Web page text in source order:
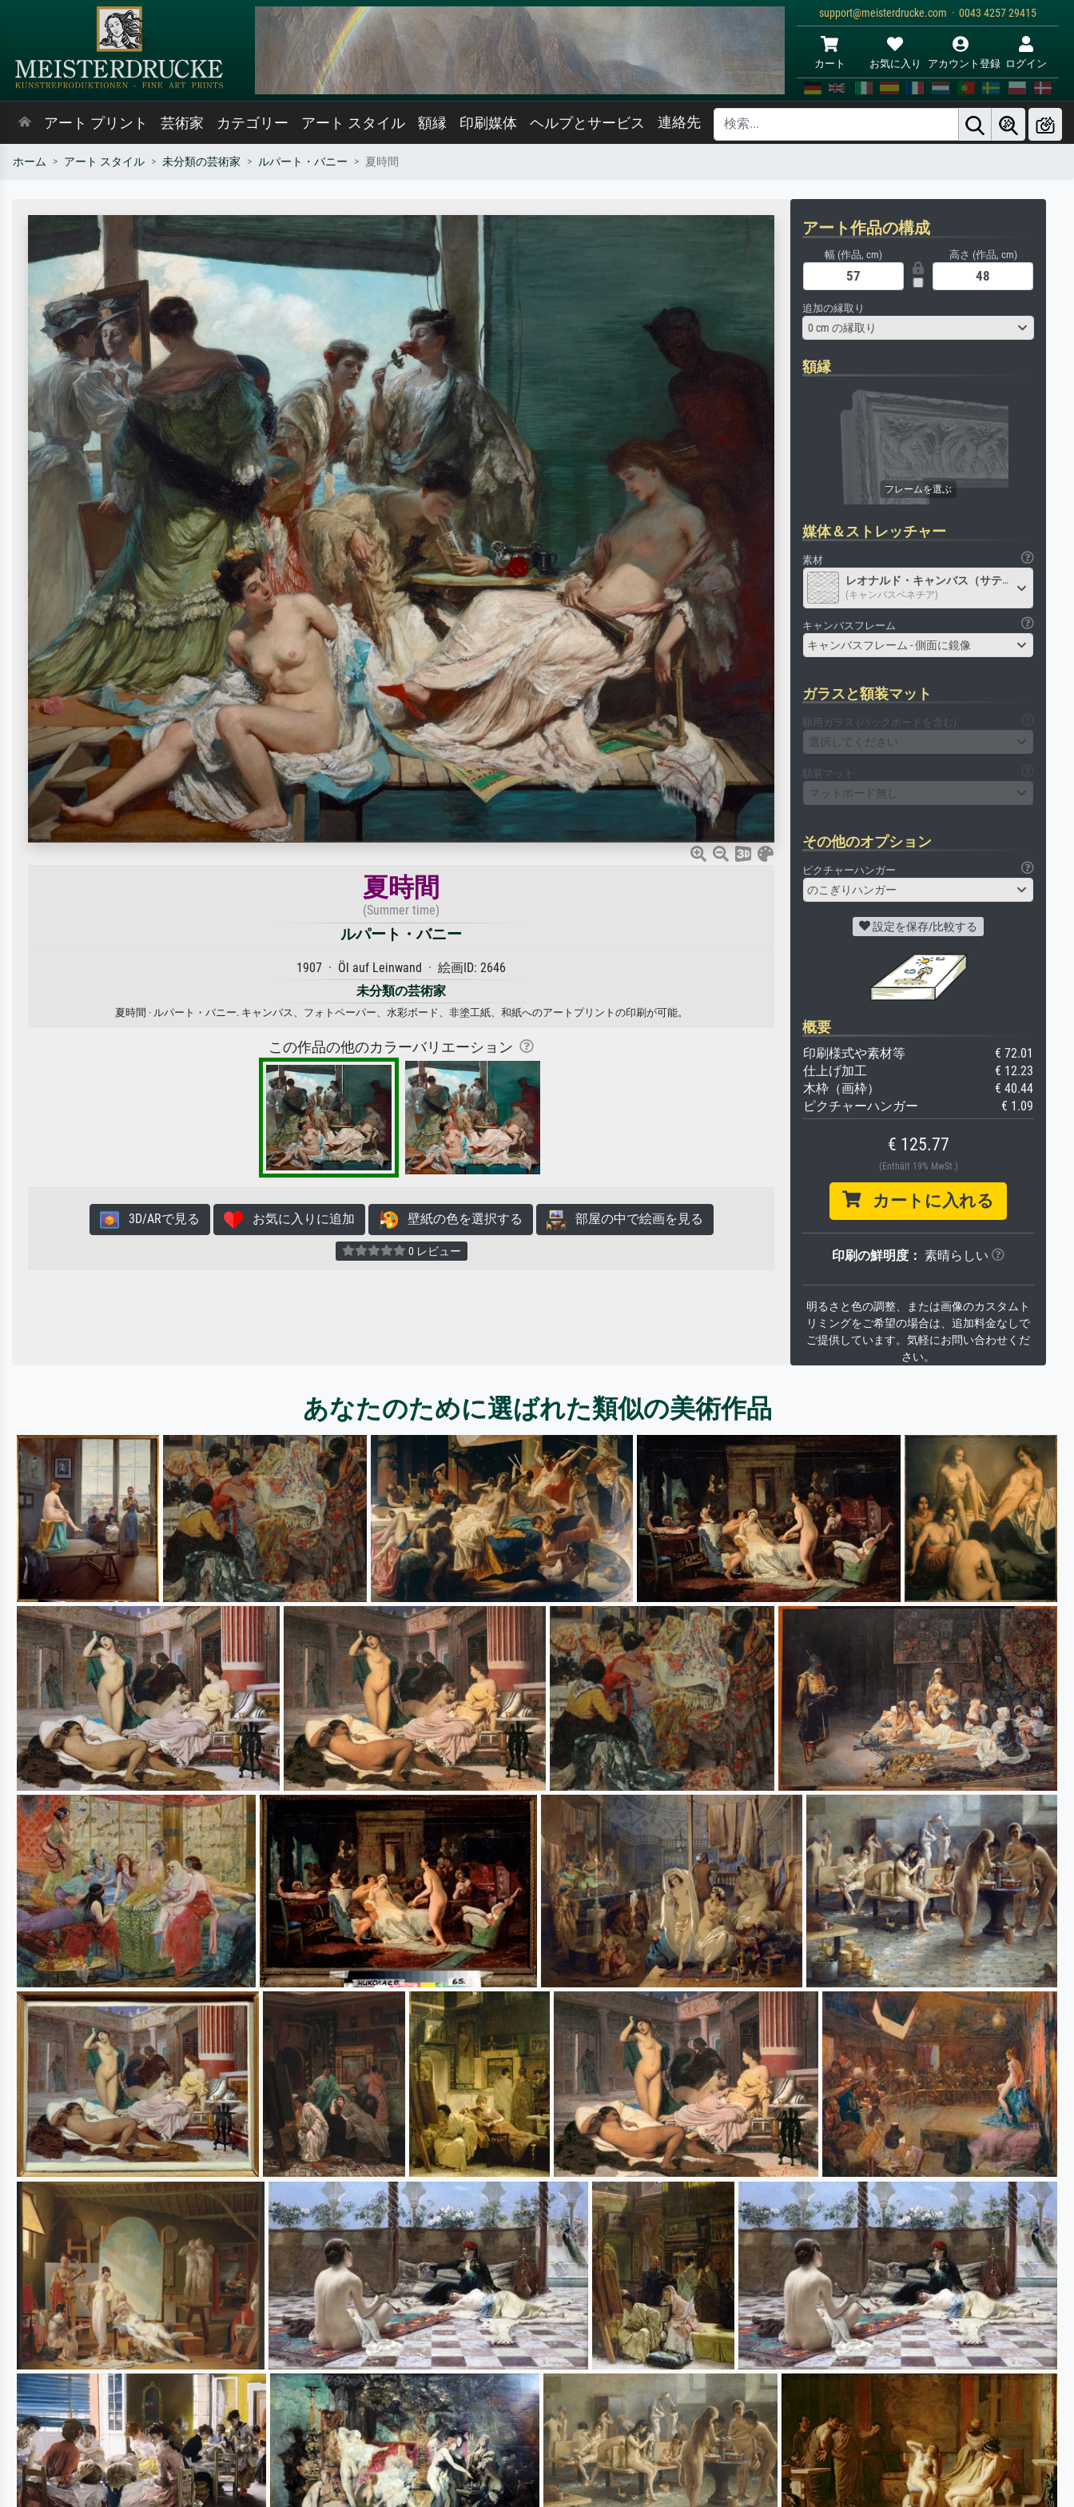
support@meisterdrucke.com · 0043 4257 29415
カート お気に入り アカウント登録 ログイン
アート プリント 芸術家 カテゴリー アート スタイル 額縁 印刷媒体 ヘルプとサービス 連絡先
ホーム アート スタイル 未分類の芸術家 ルパート・バニー 夏時間
夏時間
(Summer time)
ルパート・バニー
1907 · Öl auf Leinwand · 絵画ID: 2646
未分類の芸術家
夏時間 · ルパート・バニー. キャンバス、フォトペーパー、水彩ボード、非塗工紙、和紙へのアートプリントの印刷が可能。
この作品の他のカラーバリエーション
3D/ARで見る お気に入りに追加 壁紙の色を選択する 部屋の中で絵画を見る
0 レビュー
アート作品の構成
幅 (作品, cm) 高さ (作品, cm)
追加の縁取り
0 cm の縁取り
額縁
媒体＆ストレッチャー
素材
レオナルド・キャンバス（サテン）
(キャンバスベネチア)
キャンバスフレーム
キャンバスフレーム - 側面に鏡像
ガラスと額装マット
額用ガラス (バックボードを含む)
選択してください
額装マット
マットボード無し
その他のオプション
ピクチャーハンガー
のこぎりハンガー
設定を保存/比較する
概要
印刷様式や素材等
€ 72.01
仕上げ加工
€ 12.23
木枠（画枠）
€ 40.44
ピクチャーハンガー
€ 1.09
€ 125.77
(Enthält 19% MwSt.)
カートに入れる
印刷の鮮明度： 素晴らしい
明るさと色の調整、または画像のカスタムト
リミングをご希望の場合は、追加料金なしで
ご提供しています。気軽にお問い合わせくだ
さい。
あなたのために選ばれた類似の美術作品